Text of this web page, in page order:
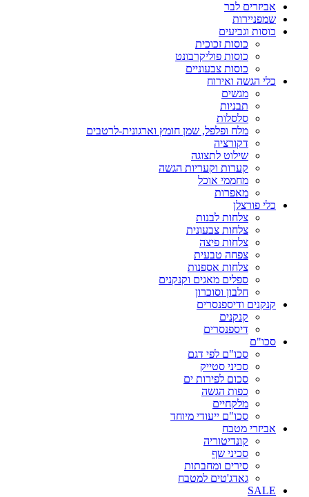
אביזרים לבר
שמפניירות
כוסות וגביעים
כוסות זכוכית
כוסות פוליקרבונט
כוסות צבעוניים
כלי הגשה ואירוח
מגשים
תבניות
סלסלות
מלח ופלפל, שמן חומץ וארגונית-לרטבים
דקורציה
שילוט לתצוגה
קערות וקעריות הגשה
מחממי אוכל
מאפרות
כלי פורצלן
צלחות לבנות
צלחות צבעונית
צלחות פיצה
צפחה טבעית
צלחות אספנות
ספלים מאגים וקנקנים
חלבון וסוכרון
קנקנים ודיספנסרים
קנקנים
דיספנסרים
סכו"ם
סכו"ם לפי דגם
סכיני סטייק
סכום לפירות ים
כפות הגשה
מלקחיים
סכו"ם ייעודי מיוחד
אביזרי מטבח
קונדיטוריה
סכיני שף
סירים ומחבתות
גאדג'טים למטבח
SALE